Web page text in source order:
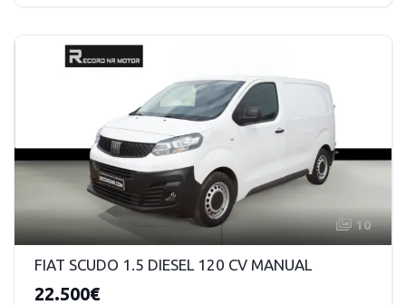
10
FIAT SCUDO 1.5 DIESEL 120 CV MANUAL
22.500€